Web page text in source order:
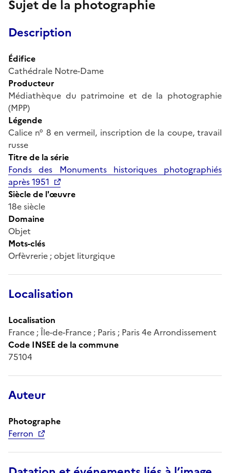
Sujet de la photographie
Description
Édifice
Cathédrale Notre-Dame
Producteur
Médiathèque du patrimoine et de la photographie
(MPP)
Légende
Calice n° 8 en vermeil, inscription de la coupe, travail
russe
Titre de la série
Fonds des Monuments historiques photographiés
après 1951
Siècle de l'œuvre
18e siècle
Domaine
Objet
Mots-clés
Orfèvrerie ; objet liturgique
Localisation
Localisation
France ; Île-de-France ; Paris ; Paris 4e Arrondissement
Code INSEE de la commune
75104
Auteur
Photographe
Ferron